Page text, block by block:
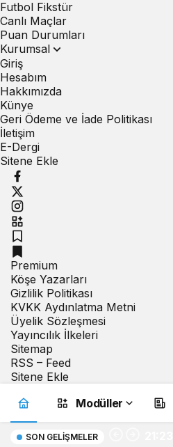
Futbol Fikstür
Canlı Maçlar
Puan Durumları
Kurumsal
Giriş
Hesabım
Hakkımızda
Künye
Geri Ödeme ve İade Politikası
İletişim
E-Dergi
Sitene Ekle
Premium
Köşe Yazarları
Gizlilik Politikası
KVKK Aydınlatma Metni
Üyelik Sözleşmesi
Yayıncılık İlkeleri
Sitemap
RSS – Feed
Sitene Ekle
Modüller
SON GELIŞMELER